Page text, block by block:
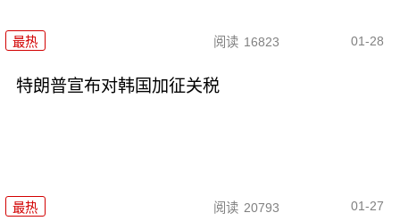
最热 阅读 16823 01-28
特朗普宣布对韩国加征关税
最热 阅读 20793 01-27